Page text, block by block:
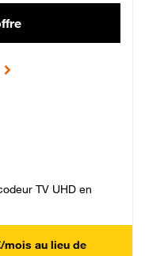
TV UHD en
mois au lieu de